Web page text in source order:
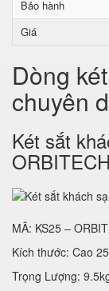
Bảo hành
Giá
Dòng
chuyên
Két sắt
ORBITECH
MÃ: KS25 –
Kích thước: Cao
Trọng Lượng: